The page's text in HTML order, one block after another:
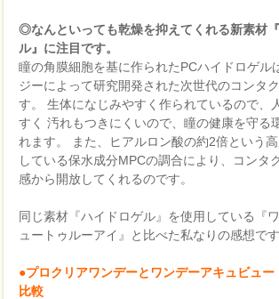
◎なんといっても乾燥を抑えてくれる新素材
ル』に注目です。
瞳の角膜細胞を基に作られたPCハイドロゲル
ジーによって研究開発された次世代のコンタ
す。 生体になじみやすく作られているので、
すく 汚れもつきにくいので、瞳の健康を守る
れます。 また、ヒアルロン酸の約2倍という
している保水成分MPCの調合により、コンタ
感から開放してくれるのです。
同じ素材『ハイドロゲル』を使用している『
ュートゥルーアイ』と比べた私なりの感想です
●プロクリアワンデーとワンデーアキュビュ
比較